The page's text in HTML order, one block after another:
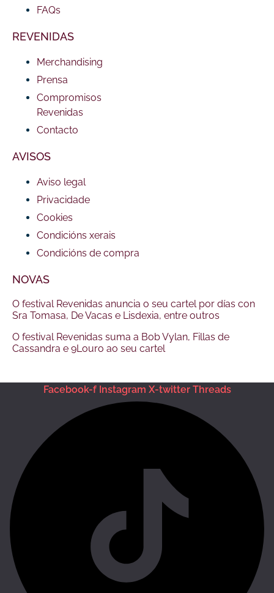
FAQs
REVENIDAS
Merchandising
Prensa
Compromisos
Revenidas
Contacto
AVISOS
Aviso legal
Privacidade
Cookies
Condicións xerais
Condicións de compra
NOVAS
O festival Revenidas anuncia o seu cartel por días con
Sra Tomasa, De Vacas e Lisdexia, entre outros
O festival Revenidas suma a Bob Vylan, Fillas de
Cassandra e 9Louro ao seu cartel
Facebook-f Instagram X-twitter Threads